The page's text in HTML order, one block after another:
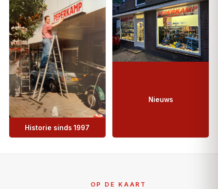
Historie sinds 1997
Nieuws
OP DE KAART